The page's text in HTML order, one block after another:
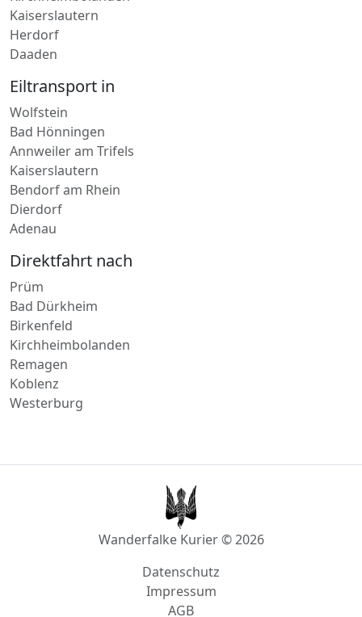
Herdorf
Daaden
Eiltransport in
Wolfstein
Bad Hönningen
Annweiler am Trifels
Kaiserslautern
Bendorf am Rhein
Dierdorf
Adenau
Direktfahrt nach
Prüm
Bad Dürkheim
Birkenfeld
Kirchheimbolanden
Remagen
Koblenz
Westerburg
Wanderfalke Kurier © 2026
Impressum
AGB